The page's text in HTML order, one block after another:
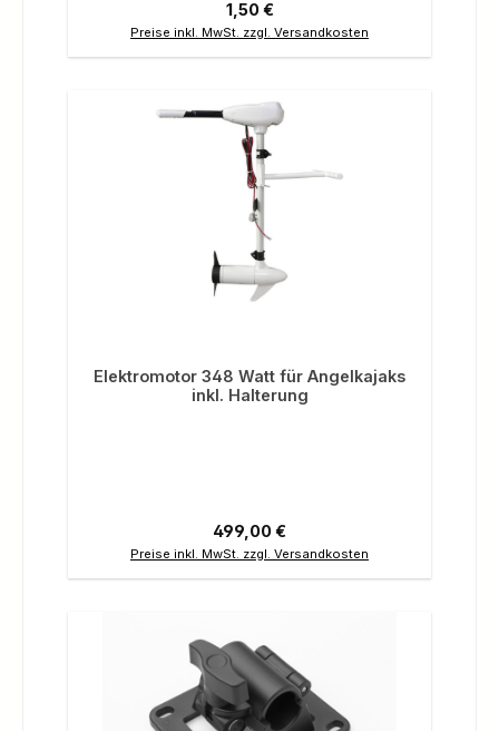
Regulärer Preis:
1,50 €
Preise inkl. MwSt. zzgl. Versandkosten
Elektromotor 348 Watt für Angelkajaks
inkl. Halterung
Regulärer Preis:
499,00 €
Preise inkl. MwSt. zzgl. Versandkosten